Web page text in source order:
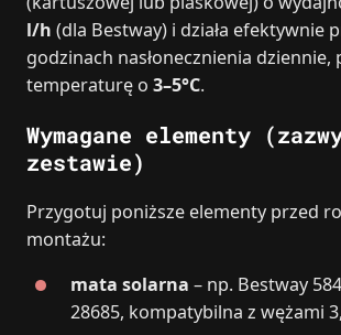
l/h (dla Bestway) i działa efektywnie
godzinach nasłonecznienia dziennie,
temperaturę o 3–5°C.
Wymagane elementy
zestawie)
Przygotuj poniższe elementy przed
montażu:
mata solarna – np. Bestway
28685, kompatybilna z wężami